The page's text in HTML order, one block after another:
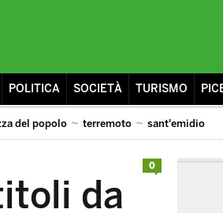
POLITICA SOCIETÀ TURISMO
del popolo terremoto sant'emidio
da
0